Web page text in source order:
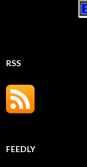
RSS
FEEDLY